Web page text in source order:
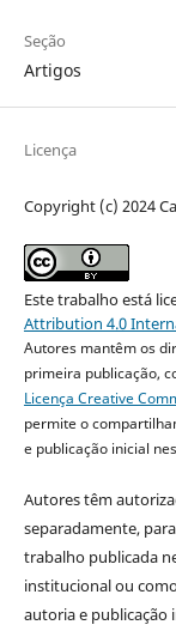
Seção
Artigos
Licença
Copyright (c) 2024
Este trabalho está
Attribution 4.0
Autores mantêm os
primeira publicação,
Licença Creative
permite o
e publicação inicial
Autores têm
separadamente,
trabalho publicada
institucional ou
autoria e publicação